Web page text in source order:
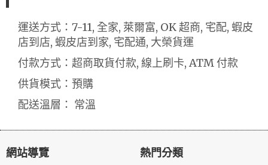
運送方式：7-11, 全家, 萊爾富, OK 超商, 宅配, 蝦皮
店到店, 蝦皮店到家, 宅配通, 大榮貨運
付款方式：超商取貨付款, 線上刷卡, ATM 付款
供貨模式：預購
配送溫層： 常溫
網站導覽 熱門分類